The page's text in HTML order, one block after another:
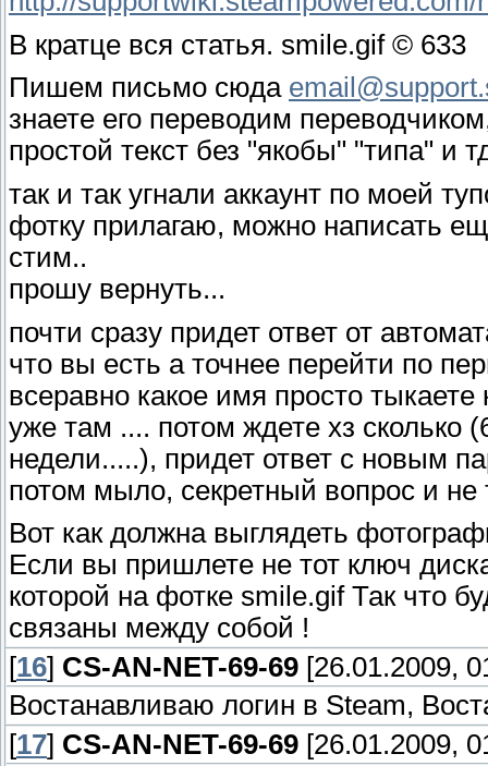
В кратце вся статья. smile.gif © 633
Пишем письмо сюда
знаете его переводим
простой текст без "якобы" "типа" и
так и так угнали аккаунт по моей
фотку прилагаю, можно написать
стим..
прошу вернуть...
почти сразу придет ответ от
что вы есть а точнее перейти по
всеравно какое имя просто
уже там .... потом ждете хз сколько
недели.....), придет ответ с новым
потом мыло, секретный вопрос и
Вот как должна выглядеть
Если вы пришлете не тот ключ
которой на фотке smile.gif Так что
связаны между собой !
[16] CS-AN-NET-69-69 [26.01.2009,
Востанавливаю логин в Steam,
[17] CS-AN-NET-69-69 [26.01.2009,